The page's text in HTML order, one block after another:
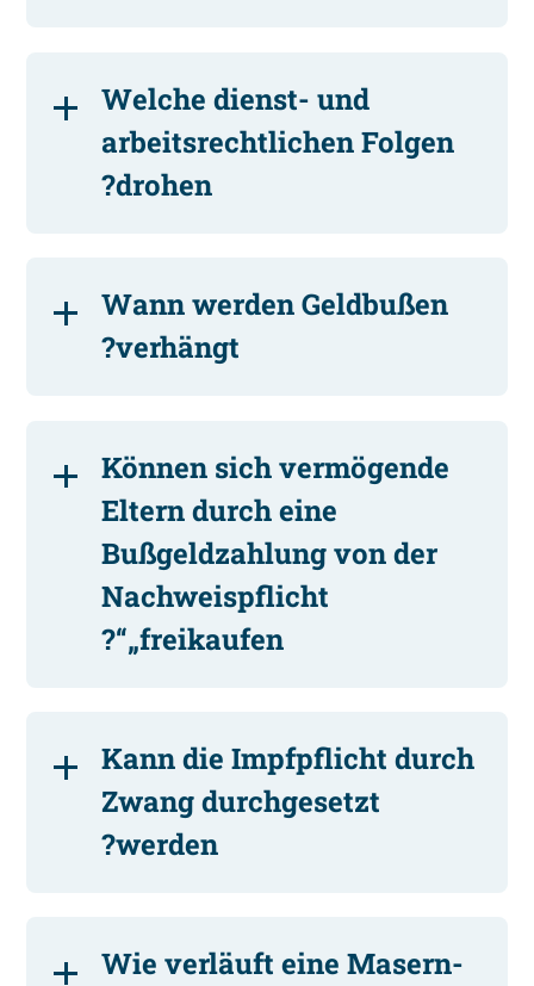
Welche dienst- und
arbeitsrechtlichen Folgen
drohen?
Wann werden Geldbußen
verhängt?
Können sich vermögende
Eltern durch eine
Bußgeldzahlung von der
Nachweispflicht
„freikaufen“?
Kann die Impfpflicht durch
Zwang durchgesetzt
werden?
Wie verläuft eine Masern-